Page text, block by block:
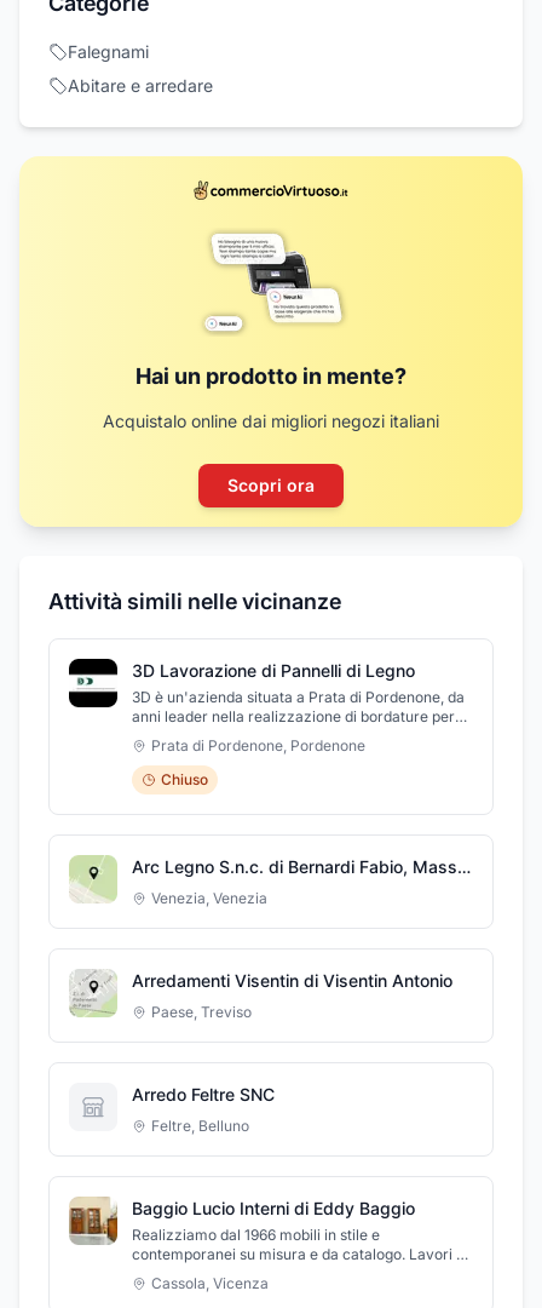
Falegnami
Abitare e arredare
Hai un prodotto in mente?
Acquistalo online dai migliori negozi italiani
Scopri ora
Attività simili nelle vicinanze
3D Lavorazione di Pannelli di Legno
3D è un'azienda situata a Prata di Pordenone, da
anni leader nella realizzazione di bordature per
pannelli in legno, foratura, pantografatura. La ditta
si occupa anche di lavorazione artigianale del
legno e della vendita di forniture per falegnami. Le
principali lavorazioni che effettua sono bordatura
di pannelli in legno, foratura del legno e soft
forming. La ditta, inoltre, si occupa di lavorazione
elementi per mobili semilavorati. Si eseguono
lavorazioni di bordatura, foratura e
pantografatura su pannelli nobilitati, mdf e
placcati.
Prata di Pordenone, Pordenone
Chiuso
Arc Legno S.n.c. di Bernardi Fabio, Massimo e Pierpaolo
Venezia, Venezia
Arredamenti Visentin di Visentin Antonio
Paese, Treviso
Arredo Feltre SNC
Feltre, Belluno
Baggio Lucio Interni di Eddy Baggio
Realizziamo dal 1966 mobili in stile e
contemporanei su misura e da catalogo. Lavori di
falegnameria vari, riparazione e lucidatura mobili
vecchi.
Cassola, Vicenza